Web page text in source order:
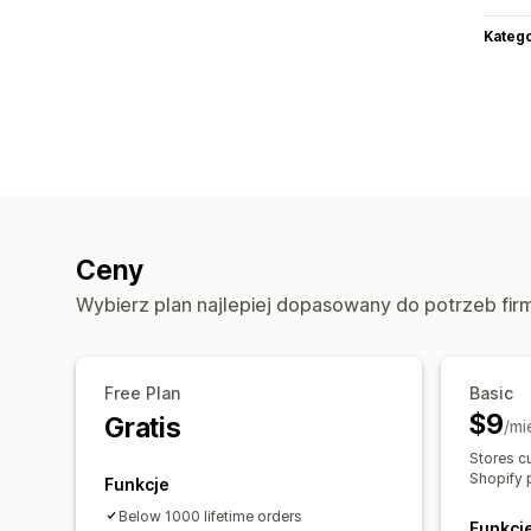
Ceny
Wybierz plan najlepiej dopasowany do potrzeb
Free Plan
Gratis
Funkcje
Below 1000 lifetime orders
Basic
$9/
Stores
Shopify